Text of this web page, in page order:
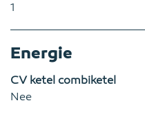
1
Energie
CV ketel combiketel
Nee